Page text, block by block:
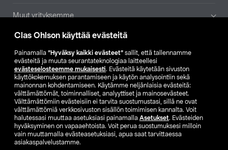
Clas Ohlson käyttää evästeitä
Painamalla ”Hyväksy kaikki evästeet” sallit, että tallennamme
evästeitä ja muuta seurantateknologiaa laitteellesi
evästeselosteemme mukaisesti. Evästeitä käytetään sivuston
käyttökokemuksen parantamiseen ja käytön analysointiin sekä
mainonnan kohdentamiseen. Käytämme neljänlaisia evästeitä:
välttämättömät, toiminnalliset, analyyttiset ja mainosevästeet.
Välttämättömiin evästeisiin ei tarvita suostumustasi, sillä ne ovat
välttämättömiä verkkosivuston sisällön toimimisen kannalta. Voit
halutessasi muuttaa asetuksiasi painamalla Asetukset. Evästeiden
hyväksyminen on vapaaehtoista. Voit perua suostumuksesi milloin
vain muuttamalla evästeasetuksiasi, apua saat tarvittaessa
asiakaspalvelustamme.
Muut yrityksemme
Etsi myymälä
SE NO FI
FI SV